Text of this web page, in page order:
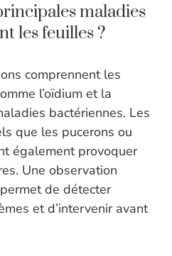
maladies
les feuilles ?
comprennent les
l’oïdium et la
bactériennes. Les
que les pucerons ou
également provoquer
Une observation
de détecter
et d’intervenir avant